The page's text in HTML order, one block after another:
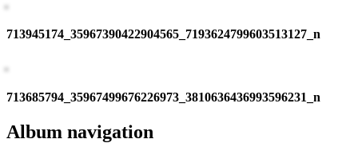
713945174_35967390422904565_7193624799603513127_n
713685794_35967499676226973_3810636436993596231_n
Album navigation